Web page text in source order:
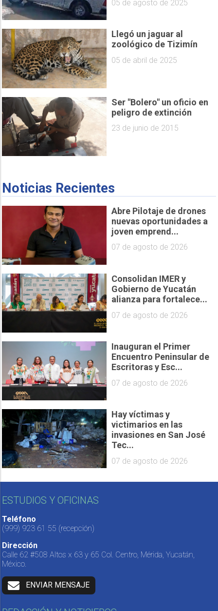
05 de agosto de 2025
Llegó un jaguar al
zoológico de Tizimín
05 de abril de 2025
Ser "Bolero" un oficio en
peligro de extinción
23 de junio de 2015
Noticias Recientes
Abre Pilotaje de drones
nuevas oportunidades a
joven emprend...
07 de agosto de 2026
Consolidan IMER y
Gobierno de Yucatán
alianza para fortalece...
07 de agosto de 2026
Inauguran el Primer
Encuentro Peninsular de
Escritoras y Esc...
07 de agosto de 2026
Hay víctimas y
victimarios en las
invasiones en San José
Tec...
07 de agosto de 2026
ESTUDIOS Y OFICINAS
Teléfono
(999) 923 61 55 (recepción)
Dirección
Calle 62 #508 Altos x 63 y 65 Col. Centro, Mérida, Yucatán,
México.
ENVIAR MENSAJE